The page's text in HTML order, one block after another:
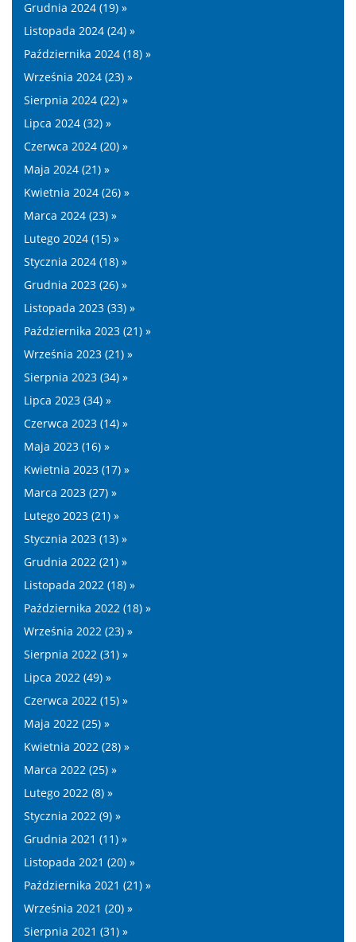
Grudnia 2024 (19) »
Listopada 2024 (24) »
Października 2024 (18) »
Września 2024 (23) »
Sierpnia 2024 (22) »
Lipca 2024 (32) »
Czerwca 2024 (20) »
Maja 2024 (21) »
Kwietnia 2024 (26) »
Marca 2024 (23) »
Lutego 2024 (15) »
Stycznia 2024 (18) »
Grudnia 2023 (26) »
Listopada 2023 (33) »
Października 2023 (21) »
Września 2023 (21) »
Sierpnia 2023 (34) »
Lipca 2023 (34) »
Czerwca 2023 (14) »
Maja 2023 (16) »
Kwietnia 2023 (17) »
Marca 2023 (27) »
Lutego 2023 (21) »
Stycznia 2023 (13) »
Grudnia 2022 (21) »
Listopada 2022 (18) »
Października 2022 (18) »
Września 2022 (23) »
Sierpnia 2022 (31) »
Lipca 2022 (49) »
Czerwca 2022 (15) »
Maja 2022 (25) »
Kwietnia 2022 (28) »
Marca 2022 (25) »
Lutego 2022 (8) »
Stycznia 2022 (9) »
Grudnia 2021 (11) »
Listopada 2021 (20) »
Października 2021 (21) »
Września 2021 (20) »
Sierpnia 2021 (31) »